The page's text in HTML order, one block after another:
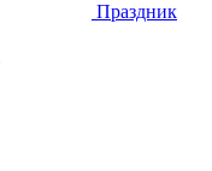
Праздник